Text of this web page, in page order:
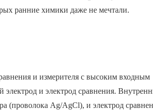
ранние химики даже не мечтали.
и измерителя с высоким входным
и электрод сравнения.
(проволока Ag/AgCl), и электрод